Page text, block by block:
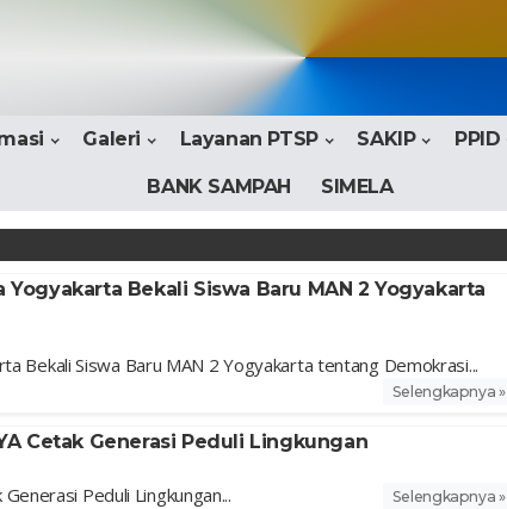
Galeri Layanan PTSP SAKIP PPID
BANK SAMPAH SIMELA
Bekali Siswa Baru MAN 2 Yogyakarta
Bekali Siswa Baru MAN 2 Yogyakarta tentang Demokrasi...
Selengkapnya »
Cetak Generasi Peduli Lingkungan
Peduli Lingkungan... Selengkapnya »